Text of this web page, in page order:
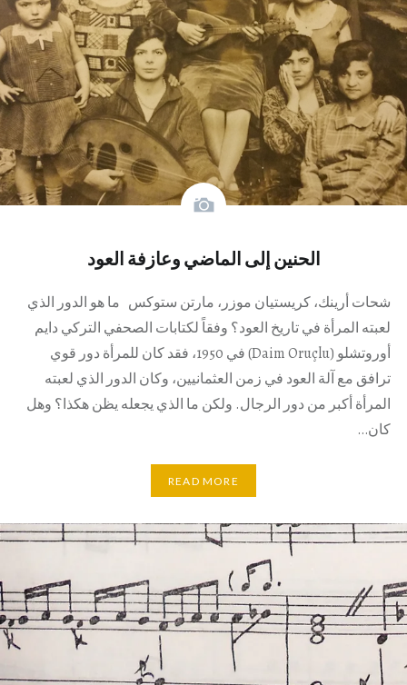
الحنين إلى الماضي وعازفة العود
شحات أرينك، كريستيان موزر، مارتن ستوكس ما هو الدور الذي
لعبته المرأة في تاريخ العود؟ وفقاً لكتابات الصحفي التركي دايم
أوروتشلو (Daim Oruçlu) في 1950، فقد كان للمرأة دور قوي
ترافق مع آلة العود في زمن العثمانيين، وكان الدور الذي لعبته
المرأة أكبر من دور الرجال. ولكن ما الذي يجعله يظن هكذا؟ وهل
كان…
READ MORE